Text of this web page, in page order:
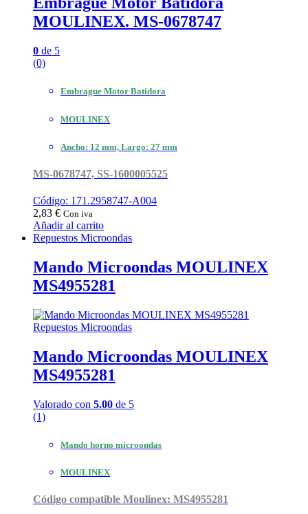
MOULINEX. MS-0678747
0 de 5
(0)
Embrague Motor Batidora
MOULINEX
Ancho: 12 mm, Largo: 27 mm
MS-0678747, SS-1600005525
Código: 171.2958747-A004
2,83 € Con iva
Añadir al carrito
Repuestos Microondas
Mando Microondas MOULINEX
MS4955281
Repuestos Microondas
Mando Microondas MOULINEX
MS4955281
Valorado con 5.00 de 5
(1)
Mando horno microondas
MOULINEX
Código compatible Moulinex: MS4955281